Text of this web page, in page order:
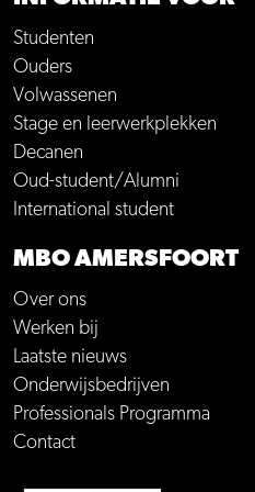
Studenten
Ouders
Volwassenen
Stage en leerwerkplekken
Decanen
Oud-student/Alumni
International student
MBO AMERSFOORT
Over ons
Werken bij
Laatste nieuws
Onderwijsbedrijven
Professionals Programma
Contact